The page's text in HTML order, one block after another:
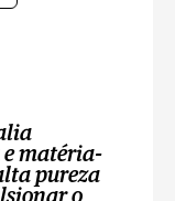
e matéria-
pureza